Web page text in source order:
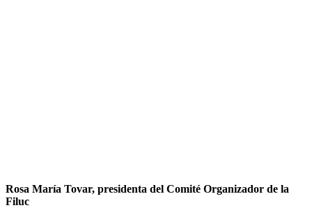
Rosa María Tovar, presidenta del Comité Organizador de la
Filuc